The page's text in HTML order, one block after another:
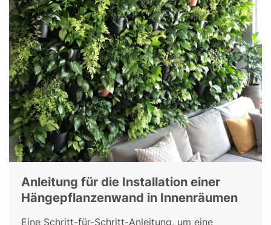
Anleitung für die Installation einer
Hängepflanzenwand in Innenräumen
Eine Schritt-für-Schritt-Anleitung, um eine